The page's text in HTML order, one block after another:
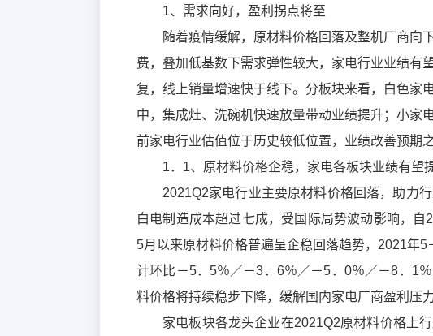
1、需求向好，盈利拐点将至
随着疫情缓解，原材料价格回落及整机厂商向
费，叠加低基数下需求弹性较大，家电行业业绩有
复，线上销量增速快于线下。分板块来看，白色家
中，集成灶、洗碗机快速放量带动业绩提升；小家
前家电行业估值位于历史较低位置，业绩改善预期
1．1、原材料价格企稳，家电各板块业绩有望
2021Q2家电行业主要原材料价格回落，助力
白电制造成本超过七成，受国际局势波动影响，
5月以来原材料价格普遍呈企稳回落趋势，2021年
计环比－5．5％／－3．6％／－5．0％／－8．1
料价格将持续稳步下降，缓解国内家电厂商盈利压力
家电板块各龙头企业在2021Q2原材料价格上